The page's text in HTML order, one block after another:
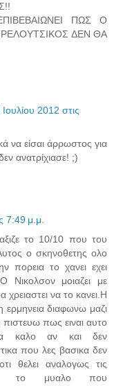
ΠΩΣ Ο
ΔΕΝ ΘΑ
2012 στις
να είσαι άρρωστος για
ανατρίχιασε! ;)
7:49 μ.μ.
το 10/10 που του
ο σκηνοθετης ολο
πορεια το χανει εχει
Νικολσον μοιαζει με
να το κανει.Η
διαφωνω μαζι
πως ειναι αυτο
καλο αν και δεν
που λες βασικα δεν
θελει αναλογως τις
το μυαλο που